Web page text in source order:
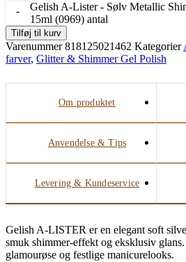
-
Gelish A-Lister - Sølv Metallic
15ml (0969) antal
Tilføj til kurv
Varenummer818125021462 Kategorier
farver, Glitter & Shimmer Gel Polish
Om produktet
Anvendelse & Tips
Levering & Kundeservice
Gelish A-LISTER er en elegant soft
smuk shimmer-effekt og eksklusiv
glamourøse og festlige manicurelooks.